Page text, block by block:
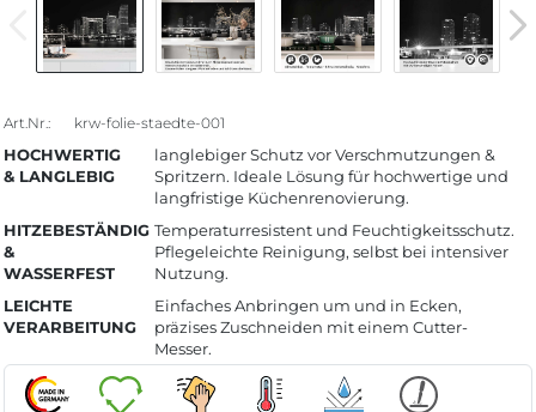
Art.Nr.: krw-folie-staedte-001
HOCHWERTIG
& LANGLEBIG
langlebiger Schutz vor Verschmutzungen &
Spritzern. Ideale Lösung für hochwertige und
langfristige Küchenrenovierung.
HITZEBESTÄNDIG
&
WASSERFEST
Temperaturresistent und Feuchtigkeitsschutz.
Pflegeleichte Reinigung, selbst bei intensiver
Nutzung.
LEICHTE
VERARBEITUNG
Einfaches Anbringen um und in Ecken,
präzises Zuschneiden mit einem Cutter-
Messer.